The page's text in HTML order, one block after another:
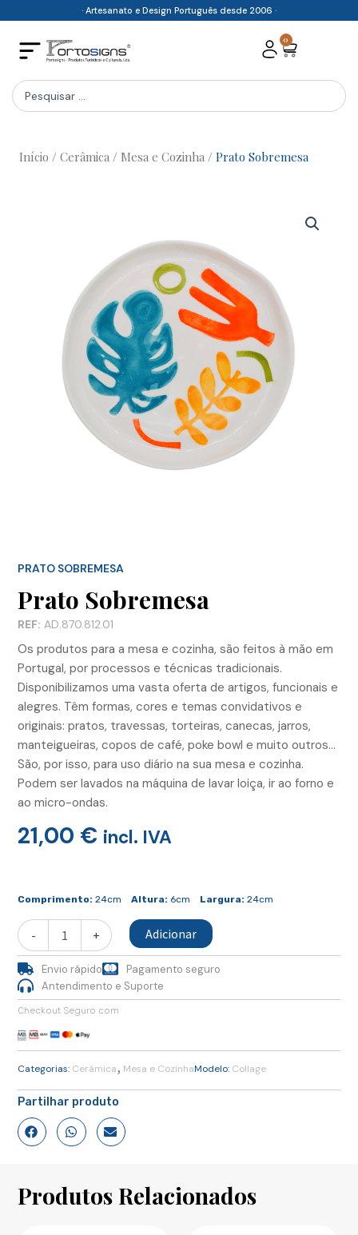
content
· Artesanato e Design Português desde 2006 ·
0
Cart
Search
...
Início / Cerâmica / Mesa e Cozinha / Prato Sobremesa
PRATO SOBREMESA
Prato Sobremesa
REF: AD.870.812.01
Os produtos para a mesa e cozinha, são feitos à mão em
Portugal, por processos e técnicas tradicionais.
Disponibilizamos uma vasta oferta de artigos, funcionais e
alegres. Têm formas, cores e temas convidativos e
originais: pratos, travessas, torteiras, canecas, jarros,
manteigueiras, copos de café, poke bowl e muito outros…
São, por isso, para uso diário na sua mesa e cozinha.
Podem ser lavados na máquina de lavar loiça, ir ao forno e
ao micro-ondas.
21,00 € incl. IVA
Comprimento: 24cm Altura: 6cm Largura: 24cm
-
Prato
Sobremesa
+ Adicionar
Envio rápido
Pagamento seguro
Antendimento e Suporte
Checkout Seguro com
Categorias: Cerâmica, Mesa e CozinhaModelo: Collage
Partilhar produto
Produtos Relacionados